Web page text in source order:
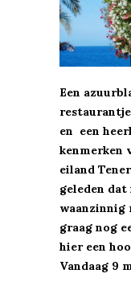
Een
en een
kenmerken
eiland
geleden
waanzinnig
graag nog
hier een
Vandaag 9